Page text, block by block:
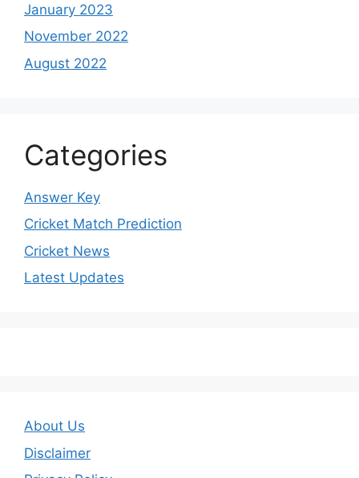
January 2023
November 2022
August 2022
Categories
Answer Key
Cricket Match Prediction
Cricket News
Latest Updates
About Us
Disclaimer